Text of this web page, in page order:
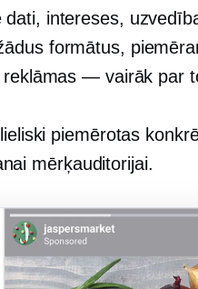
intereses,
formātus,
— vairāk par
piemērotas
mērķauditorijai.